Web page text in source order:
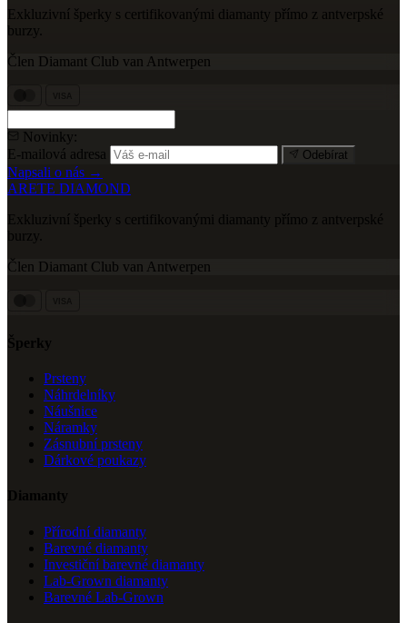
Exkluzivní šperky s certifikovanými diamanty přímo z antverpské
burzy.
Člen Diamant Club van Antwerpen
Novinky:
E-mailová adresa
Odebírat
Napsali o nás →
ARETE DIAMOND
Exkluzivní šperky s certifikovanými diamanty přímo z antverpské
burzy.
Člen Diamant Club van Antwerpen
Šperky
Prsteny
Náhrdelníky
Náušnice
Náramky
Zásnubní prsteny
Dárkové poukazy
Diamanty
Přírodní diamanty
Barevné diamanty
Investiční barevné diamanty
Lab-Grown diamanty
Barevné Lab-Grown